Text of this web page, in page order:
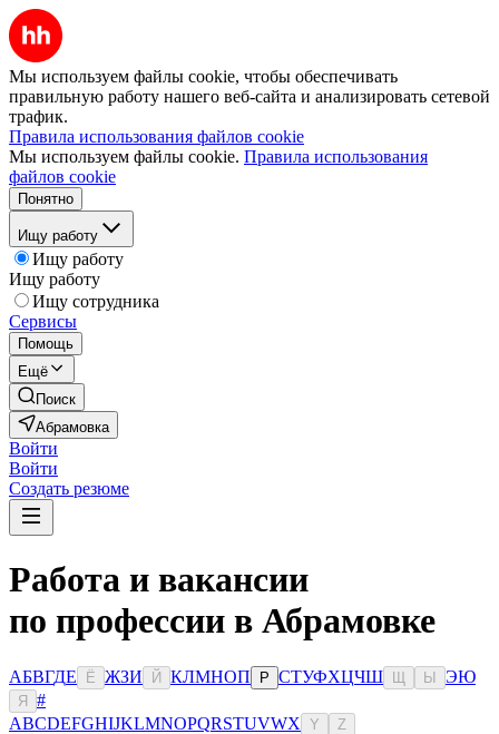
Мы используем файлы cookie, чтобы обеспечивать
правильную работу нашего веб-сайта и анализировать сетевой
трафик.
Правила использования файлов cookie
Мы используем файлы cookie. Правила использования
файлов cookie
Понятно
Ищу работу
Ищу работу
Ищу работу
Ищу сотрудника
Сервисы
Помощь
Ещё
Поиск
Абрамовка
Войти
Войти
Создать резюме
Работа и вакансии
по профессии в Абрамовке
АБВГДЕ Ё ЖЗИ Й КЛМНОП Р СТУФХЦЧШ Ы ЭЮ
Я
#
ABCDEFGHIJKLMNOPQRSTUVWX Y Z